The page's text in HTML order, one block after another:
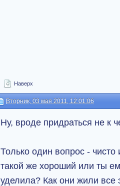
Наверх
Вторник, 03 мая 2011, 12:01:06
Ну, вроде придраться не к
Только один вопрос -
такой же хороший или ты
уделила? Как они жили